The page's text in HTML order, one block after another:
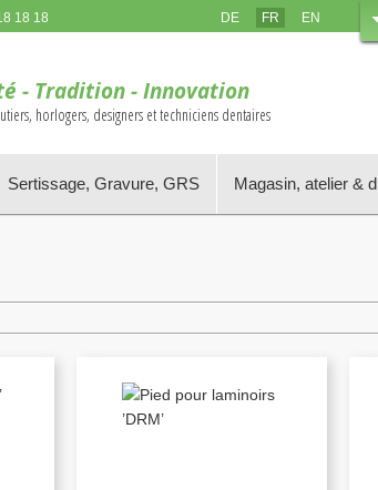
DE FR EN
18 18
- Tradition - Innovation
horlogers, designers et techniciens dentaires
Sertissage, Gravure, GRS Magasin, atelier &